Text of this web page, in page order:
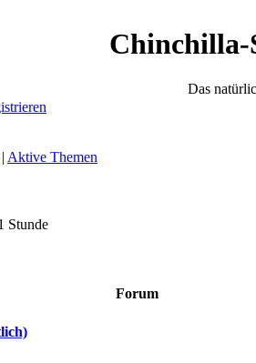
Chinchilla-
Das
| Aktive Themen
Stunde
Forum